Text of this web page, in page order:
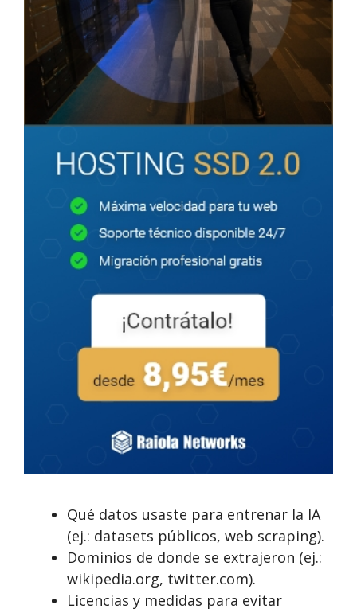
Qué datos usaste para entrenar la IA
(ej.: datasets públicos, web scraping).
Dominios de donde se extrajeron (ej.:
wikipedia.org, twitter.com).
Licencias y medidas para evitar